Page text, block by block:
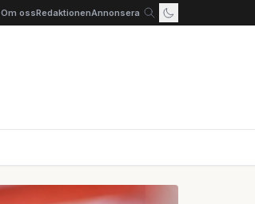
Om ossRedaktionenAnnonsera